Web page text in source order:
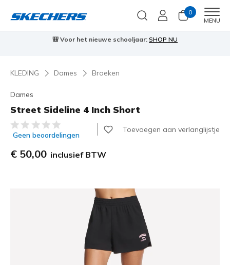
0
MENU
🎒 Voor het nieuwe schooljaar: SHOP NU
KLEDING Dames Broeken
Dames
Street Sideline 4 Inch Short
5 van de 5 klantbeoordelingen
Geen beoordelingen
Toevoegen aan verlanglijstje
€ 50,00 inclusief BTW